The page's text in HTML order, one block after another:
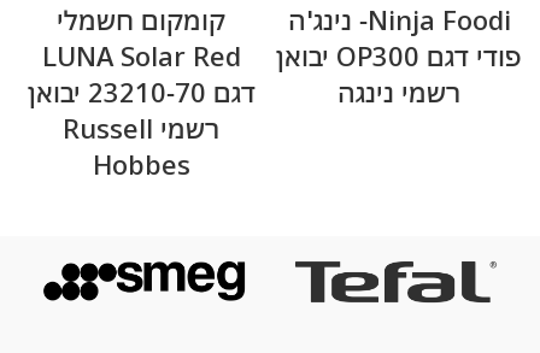
Ninja Foodi- נינג'ה
פודי דגם OP300 יבואן
רשמי נינגה
קומקום חשמלי
LUNA Solar Red
דגם 23210-70 יבואן
רשמי Russell
Hobbes